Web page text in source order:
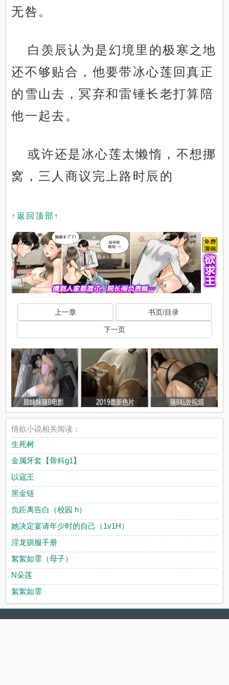
无咎。
白羡辰认为是幻境里的极寒之地
还不够贴合，他要带冰心莲回真正
的雪山去，冥弃和雷锤长老打算陪
他一起去。
或许还是冰心莲太懒惰，不想挪
窝，三人商议完上路时辰的
↑返回顶部↑
上一章 书页/目录
下一页
情欲小说相关阅读：
生死树
金属牙套【骨科g1】
以寇王
黑金链
负距离告白（校园 h）
她决定宴请年少时的自己（1v1H）
淫龙驯服手册
絮絮如霏（母子）
N朵莲
絮絮如霏